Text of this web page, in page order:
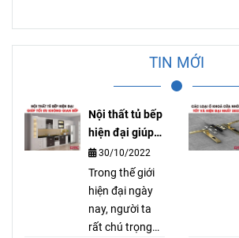
TIN MỚI
Nội thất tủ bếp
hiện đại giúp
tối ưu không
gian bếp
30/10/2022
Trong thế giới
hiện đại ngày
nay, người ta
rất chú trọng